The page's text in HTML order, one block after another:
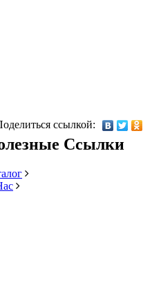
ссылкой:
Ссылки